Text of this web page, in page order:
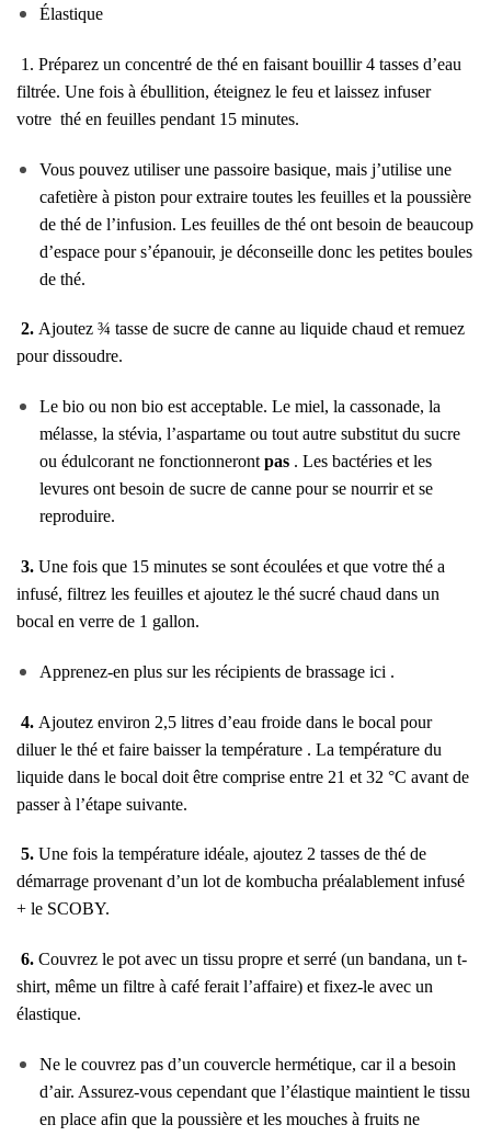
Élastique
1. Préparez un concentré de thé en faisant bouillir 4 tasses d’eau
filtrée. Une fois à ébullition, éteignez le feu et laissez infuser
votre thé en feuilles pendant 15 minutes.
Vous pouvez utiliser une passoire basique, mais j’utilise une
cafetière à piston pour extraire toutes les feuilles et la poussière
de thé de l’infusion. Les feuilles de thé ont besoin de beaucoup
d’espace pour s’épanouir, je déconseille donc les petites boules
de thé.
2. Ajoutez ¾ tasse de sucre de canne au liquide chaud et remuez
pour dissoudre.
Le bio ou non bio est acceptable. Le miel, la cassonade, la
mélasse, la stévia, l’aspartame ou tout autre substitut du sucre
ou édulcorant ne fonctionneront pas. Les bactéries et les
levures ont besoin de sucre de canne pour se nourrir et se
reproduire.
3. Une fois que 15 minutes se sont écoulées et que votre thé a
infusé, filtrez les feuilles et ajoutez le thé sucré chaud dans un
bocal en verre de 1 gallon.
Apprenez-en plus sur les récipients de brassage ici .
4. Ajoutez environ 2,5 litres d’eau froide dans le bocal pour
diluer le thé et faire baisser la température . La température du
liquide dans le bocal doit être comprise entre 21 et 32 °C avant de
passer à l’étape suivante.
5. Une fois la température idéale, ajoutez 2 tasses de thé de
démarrage provenant d’un lot de kombucha préalablement infusé
+ le SCOBY.
6. Couvrez le pot avec un tissu propre et serré (un bandana, un t-
shirt, même un filtre à café ferait l’affaire) et fixez-le avec un
élastique.
Ne le couvrez pas d’un couvercle hermétique, car il a besoin
d’air. Assurez-vous cependant que l’élastique maintient le tissu
en place afin que la poussière et les mouches à fruitsne